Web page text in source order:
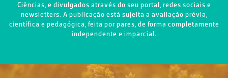
Ciências, e divulgados através do seu portal, redes sociais e
newsletters. A publicação está sujeita a avaliação prévia,
científica e pedagógica, feita por pares, de forma completamente
independente e imparcial.